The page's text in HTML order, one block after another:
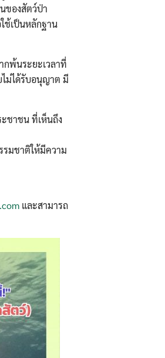
ของสัตว์ป่า
ช้เป็นหลักฐาน
กพ้นระยะเวลาที่
ม่ได้รับอนุญาต มี
ชาชน ที่เห็นถึง
รมชาติให้มีความ
และสามารถ